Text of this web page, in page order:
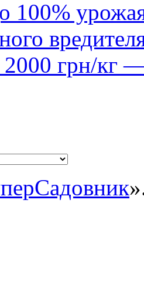
100%
грн/кг —